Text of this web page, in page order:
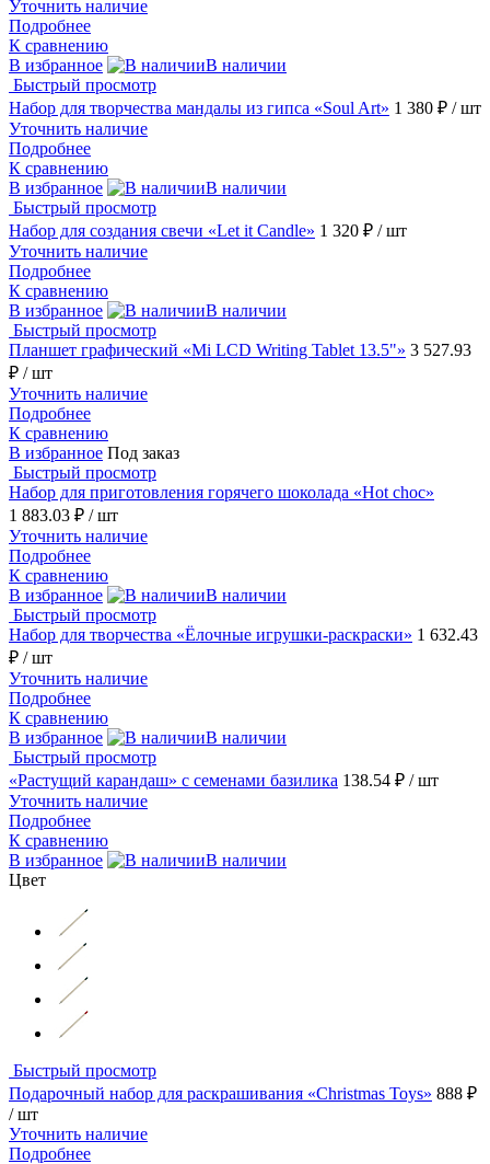
Уточнить наличие
Подробнее
К сравнению
В избранное
В наличии
Быстрый просмотр
Набор для творчества мандалы из гипса «Soul Art» 1 380 ₽ / шт
Уточнить наличие
Подробнее
К сравнению
В избранное
В наличии
Быстрый просмотр
Набор для создания свечи «Let it Candle» 1 320 ₽ / шт
Уточнить наличие
Подробнее
К сравнению
В избранное
В наличии
Быстрый просмотр
Планшет графический «Mi LCD Writing Tablet 13.5"» 3 527.93
₽ / шт
Уточнить наличие
Подробнее
К сравнению
В избранное Под заказ
Быстрый просмотр
Набор для приготовления горячего шоколада «Hot choc»
1 883.03 ₽ / шт
Уточнить наличие
Подробнее
К сравнению
В избранное
В наличии
Быстрый просмотр
Набор для творчества «Ёлочные игрушки-раскраски» 1 632.43
₽ / шт
Уточнить наличие
Подробнее
К сравнению
В избранное
В наличии
Быстрый просмотр
«Растущий карандаш» с семенами базилика 138.54 ₽ / шт
Уточнить наличие
Подробнее
К сравнению
В избранное
В наличии
Цвет
Быстрый просмотр
Подарочный набор для раскрашивания «Christmas Toys» 888 ₽
/ шт
Уточнить наличие
Подробнее